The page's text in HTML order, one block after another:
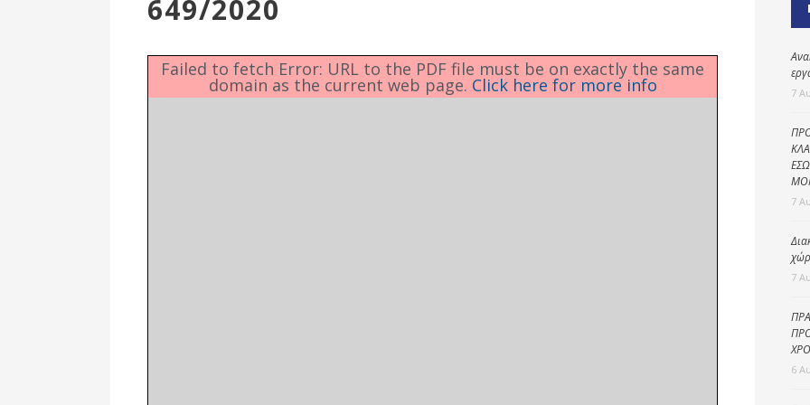
Επιτροπή
Ενότητες
Δημοτική
αστυνομία
649/2020
Failed to fetch Error: URL to the PDF file must be on exactly the same
domain as the current web page. Click here for more info 7
7
7
6